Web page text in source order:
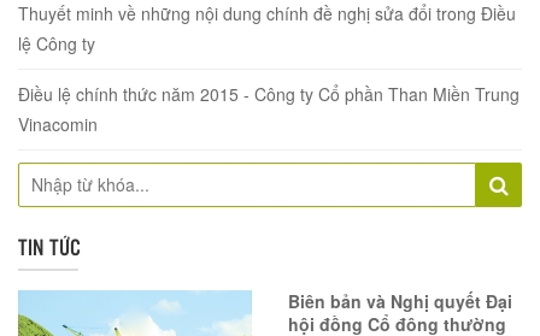
Thuyết minh về những nội dung chính đề nghị sửa đổi trong Điều
lệ Công ty
Điều lệ chính thức năm 2015 - Công ty Cổ phần Than Miền Trung
Vinacomin
TIN TỨC
Biên bản và Nghị quyết Đại
hội đồng Cổ đông thường